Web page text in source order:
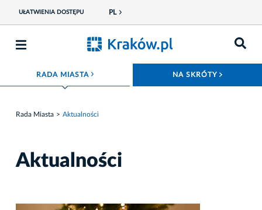
UŁATWIENIA DOSTĘPU PL
RADA MIASTAROZWIŃ MENU NA SKRÓTY
Rada Miasta Aktualności
Aktualności